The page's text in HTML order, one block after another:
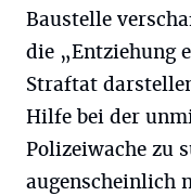
Baustelle
die „Entziehung
Straftat
Hilfe bei der
Polizeiwache zu
augenscheinlich